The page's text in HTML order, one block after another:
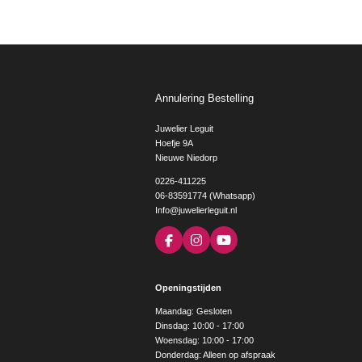
Annulering Bestelling
Juwelier Leguit
Hoefje 9A
Nieuwe Niedorp
0226-411225
06-83591774 (Whatsapp)
Info@juwelierleguit.nl
F
a
b
o
k
I
n
a
g
r
a
m
Y
o
e
Openingstijden
Maandag: Gesloten
Dinsdag: 10:00 - 17:00
Woensdag: 10:00 - 17:00
Donderdag: Alleen op afspraak